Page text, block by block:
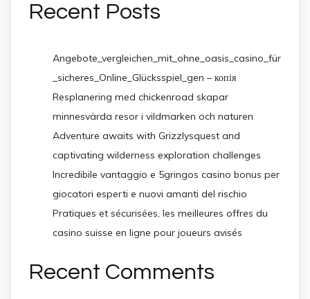
Recent Posts
Angebote_vergleichen_mit_ohne_oasis_casino_für
_sicheres_Online_Glücksspiel_gen – копія
Resplanering med chickenroad skapar
minnesvärda resor i vildmarken och naturen
Adventure awaits with Grizzlysquest and
captivating wilderness exploration challenges
Incredibile vantaggio e 5gringos casino bonus per
giocatori esperti e nuovi amanti del rischio
Pratiques et sécurisées, les meilleures offres du
casino suisse en ligne pour joueurs avisés
Recent Comments